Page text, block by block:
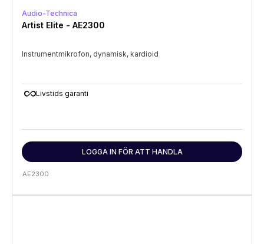
Audio-Technica
Artist Elite - AE2300
Instrumentmikrofon, dynamisk, kardioid
all_inclusiveLivstids garanti
LOGGA IN FÖR ATT HANDLA
AE2300